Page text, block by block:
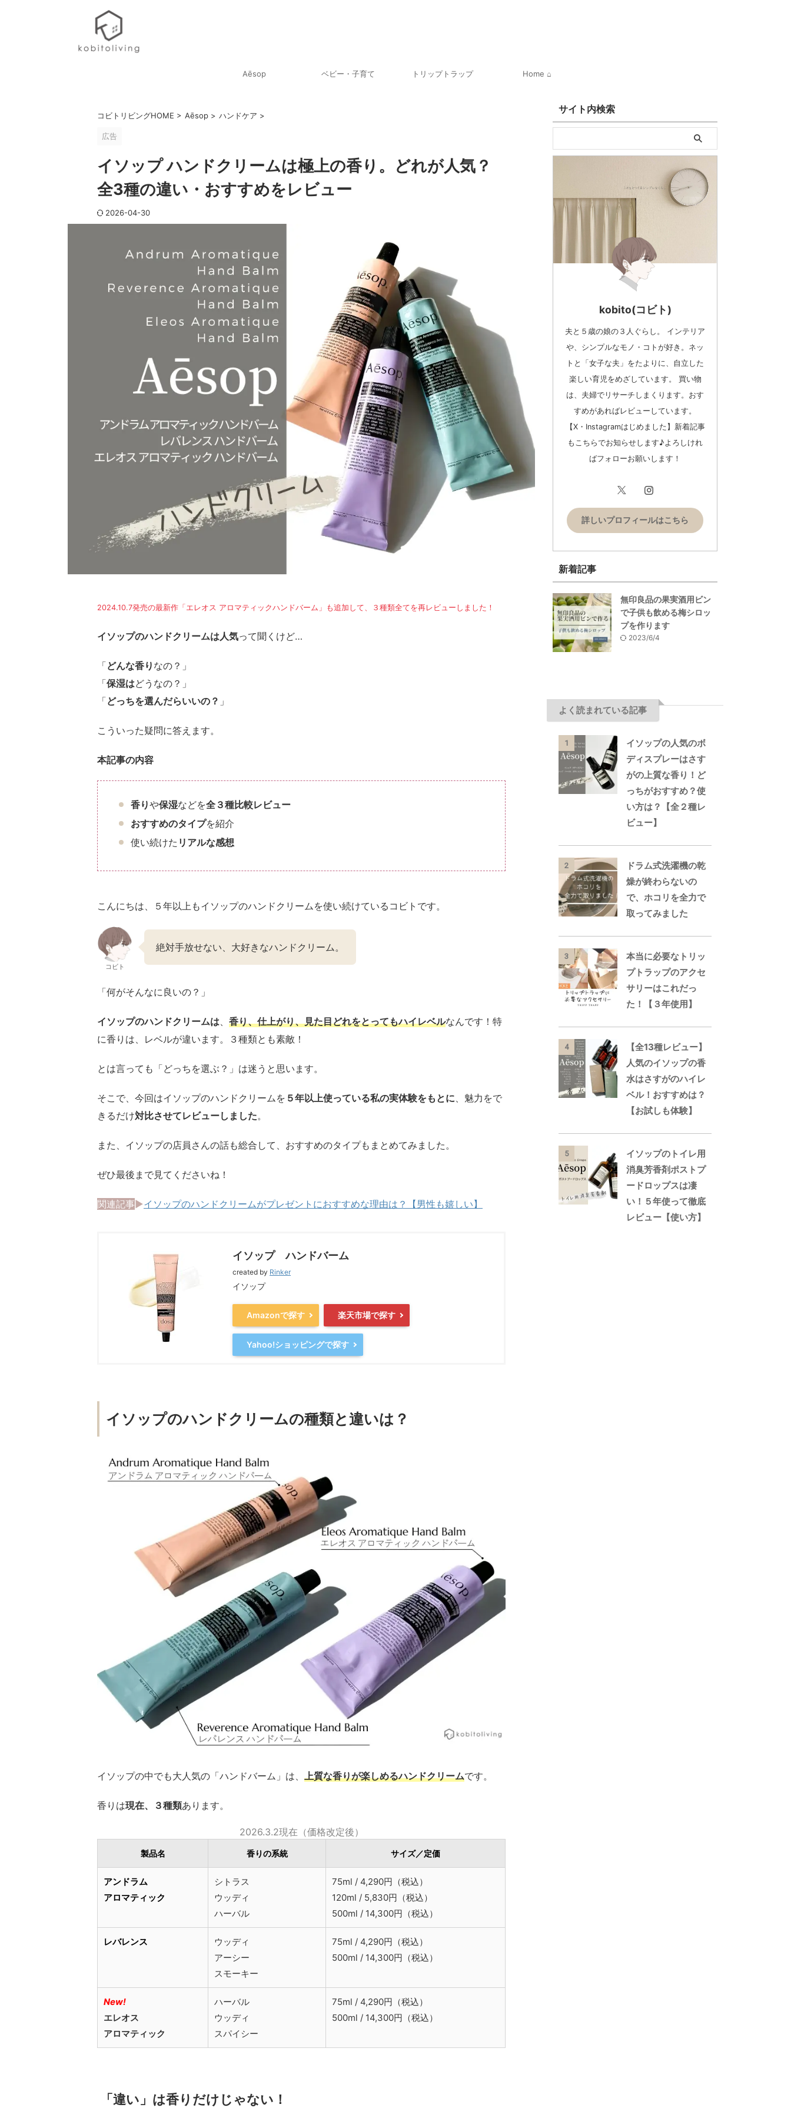
Aēsop ベビー・子育て トリップトラップ Home ⌂
コビトリビングHOME > Aēsop > ハンドケア >
広告
イソップ ハンドクリームは極上の香り。どれが人気？
全3種の違い・おすすめをレビュー
2026-04-30
2024.10.7発売の最新作「エレオス アロマティックハンドバーム」も追加して、３種類全てを再レビューしました！
イソップのハンドクリームは人気って聞くけど…
「どんな香り なの？」
「保湿はどうなの？」
「どっちを選んだらいいの？ 」
こういった疑問に答えます。
本記事の内容
香りや保湿などを全３種比較レビュー
おすすめのタイプを紹介
使い続けた リアルな感想
こんにちは、５年以上もイソップのハンドクリームを使い続けているコビトです。
コビト
絶対手放せない、大好きなハンドクリーム。
「何がそんなに良いの？」
イソップのハンドクリームは、 香り、仕上がり、見た目どれをとってもハイレベルなんです！特
に香りは、レベルが違います。３種類とも素敵！
とは言っても「どっちを選ぶ？」は迷うと思います。
そこで、今回はイソップのハンドクリームを ５年以上使っている私の実体験をもとに、魅力をで
きるだけ対比させてレビューしました。
また、イソップの店員さんの話も総合して、おすすめのタイプもまとめてみました。
ぜひ最後まで見てくださいね！
関連記事▶︎イソップのハンドクリームがプレゼントにおすすめな理由は？【男性も嬉しい】
イソップ ハンドバーム
created by Rinker
イソップ
Amazonで探す 楽天市場で探す
Yahoo!ショッピングで探す
イソップのハンドクリームの種類と違いは？
イソップの中でも大人気の「ハンドバーム」は、 上質な香りが楽しめるハンドクリームです。
香りは現在、３種類あります。
2026.3.2現在（価格改定後）
製品名 香りの系統 サイズ／定価
アンドラム
アロマティック
シトラス
ウッディ
ハーバル
75ml / 4,290円（税込）
120ml / 5,830円（税込）
500ml / 14,300円（税込）
レバレンス
ウッディ
アーシー
スモーキー
75ml / 4,290円（税込）
500ml / 14,300円（税込）
New!
エレオス
アロマティック
ハーバル
ウッディ
スパイシー
75ml / 4,290円（税込）
500ml / 14,300円（税込）
「違い」は香りだけじゃない！
サイト内検索
kobito(コビト)
夫と５歳の娘の３人ぐらし。 インテリア
や、シンプルなモノ・コトが好き。ネッ
トと「女子な夫」をたよりに、自立した
楽しい育児をめざしています。 買い物
は、夫婦でリサーチしまくります。おす
すめがあればレビューしています。
【X・Instagramはじめました】新着記事
もこちらでお知らせします♪よろしけれ
ばフォローお願いします！
詳しいプロフィールはこちら
新着記事
無印良品の果実酒用ビン
で子供も飲める梅シロッ
プを作ります
2023/6/4
よく読まれている記事
1
イソップの人気のボ
ディスプレーはさす
がの上質な香り！ど
っちがおすすめ？使
い方は？【全２種レ
ビュー】
2
ドラム式洗濯機の乾
燥が終わらないの
で、ホコリを全力で
取ってみました
3
本当に必要なトリッ
プトラップのアクセ
サリーはこれだっ
た！【３年使用】
4
【全13種レビュー】
人気のイソップの香
水はさすがのハイレ
ベル！おすすめは？
【お試しも体験】
5
イソップのトイレ用
消臭芳香剤ポストプ
ードロップスは凄
い！５年使って徹底
レビュー【使い方】